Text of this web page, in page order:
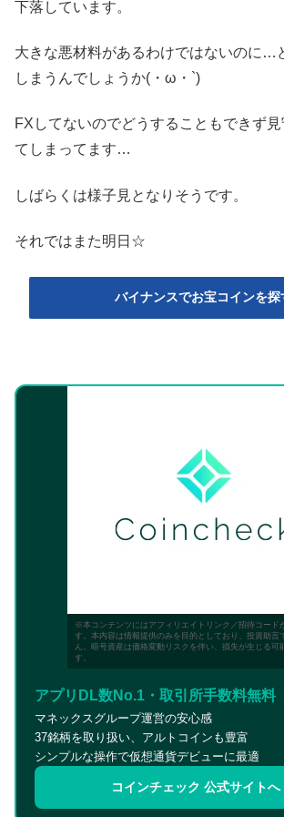
下落しています。
大きな悪材料があるわけではないのに…
しまうんでしょうか(・ω・`)
FXしてないのでどうすることもできず
てしまってます…
しばらくは様子見となりそうです。
それではまた明日☆
バイナンスでお宝コインを探
※本コンテンツにはアフィリエイトリンク／招待コード
す。本内容は情報提供のみを目的としており、投資助言
ん。暗号資産は価格変動リスクを伴い、損失が生じる可
す。
アプリDL数No.1・取引所手数料無料
マネックスグループ運営の安心感
37銘柄を取り扱い、アルトコインも豊富
シンプルな操作で仮想通貨デビューに最適
コインチェック 公式サイト